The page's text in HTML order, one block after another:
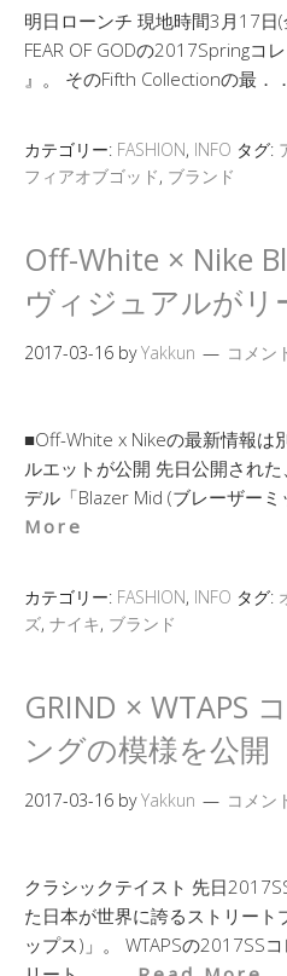
明日ローンチ 現地時間3月17日(
FEAR OF GODの2017Springコ
』。 そのFifth Collectionの最．
カテゴリー: FASHION, INFO タグ:
フィアオブゴッド, ブランド
Off-White × Nike
ヴィジュアルがリ
2017-03-16 byYakkun コメン
■Off-White x Nikeの最新情報は
ルエットが公開 先日公開され
デル「Blazer Mid (ブレーザーミ
More
カテゴリー: FASHION, INFO タグ:
ズ, ナイキ, ブランド
GRIND × WTAPS
ングの模様を公開
2017-03-16 byYakkun コメン
クラシックテイスト 先日
た日本が世界に誇るストリート
ップス)」。 WTAPSの2017SS